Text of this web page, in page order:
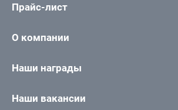
Прайс-лист
О компании
Наши награды
Наши вакансии